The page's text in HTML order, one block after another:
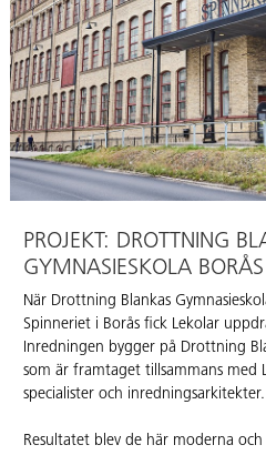
Kontakta Lekolar
PROJEKT: DROTTNING
GYMNASIESKOLA BORÅS
När Drottning Blankas
Spinneriet i Borås fick Lekolar
Inredningen bygger på Drottning
som är framtaget tillsammans med
specialister och inredningsarkitekter.
Resultatet blev de här moderna